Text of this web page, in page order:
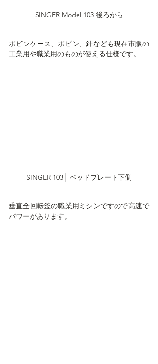
SINGER Model 103 後ろから
ボビンケース、ボビン、針なども現在市販の
工業用や職業用のものが使える仕様です。
SINGER 103│ ベッドプレート下側
垂直全回転釜の職業用ミシンですので高速で
パワーがあります。